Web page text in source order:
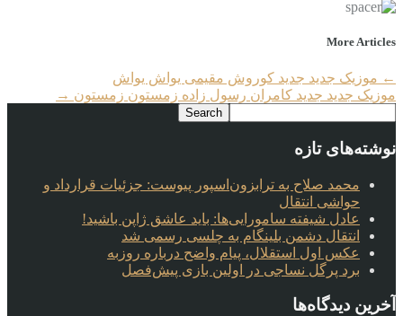
More Articles
← موزیک جدید جديد کوروش مقیمی یواش یواش
موزیک جدید جديد کامران رسول زاده زمستون زمستون →
نوشته‌های تازه
محمد صلاح به ترابزون‌اسپور پیوست: جزئیات قرارداد و
حواشی انتقال
عادل شیفته سامورایی‌ها: باید عاشق ژاپن باشید!
انتقال دشمن بلینگام به چلسی رسمی شد
عکس اول استقلال، پیام واضح درباره روزبه
برد پرگل نساجی در اولین بازی پیش‌فصل
آخرین دیدگاه‌ها